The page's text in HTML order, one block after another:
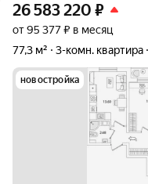
26 583 220 ₽
от 95 377 ₽ в месяц
77,3 м²
3-комн. квартира
новостройка